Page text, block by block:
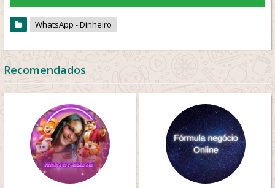
WhatsApp - Dinheiro
Recomendados